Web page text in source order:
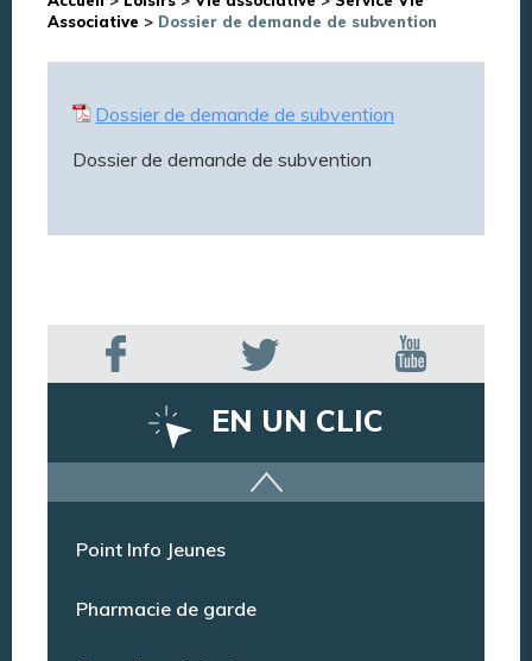
Associative > Dossier de demande de subvention
Dossier de demande de subvention
Dossier de demande de subvention
EN UN CLIC